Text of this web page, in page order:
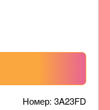
Номер: 3A23FD